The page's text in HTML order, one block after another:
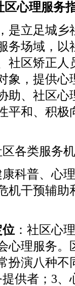
区心理服务
立足城乡
务场域，
社区矫正
象，提供
助、社区
平和、积
区各类服务
科普、心
机干预辅
：社区心
心理服务
扮演八种不
供者；3